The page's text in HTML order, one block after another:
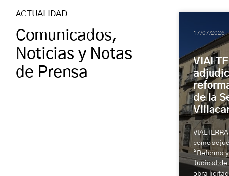
ACTUALIDAD
Comunicados,
Noticias y Notas
de Prensa
de la
como
“Reforma
Judicial de
obra
17/07/2026